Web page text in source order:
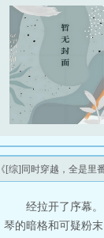
《[综]同时穿越，全是里
经拉开了序幕
琴的暗格和可疑粉